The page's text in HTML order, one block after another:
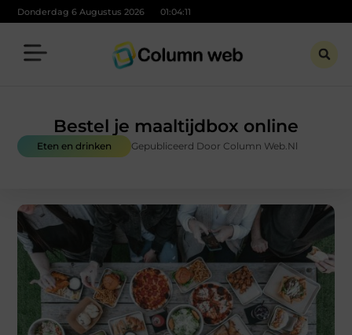
Donderdag 6 Augustus 2026 01:04:12
Bestel je maaltijdbox online
Eten en drinken Gepubliceerd Door Column Web.nl